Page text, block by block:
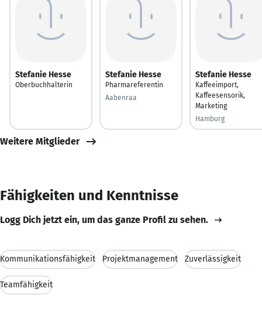
Stefanie Hesse
Oberbuchhalterin
Stefanie Hesse
Pharmareferentin
Aabenraa
Stefanie Hesse
Kaffeeimport,
Kaffeesensorik,
Marketing
Hamburg
Weitere Mitglieder
Fähigkeiten und Kenntnisse
Logg Dich jetzt ein, um das ganze Profil zu sehen.
Kommunikationsfähigkeit Projektmanagement Zuverlässigkeit
Teamfähigkeit